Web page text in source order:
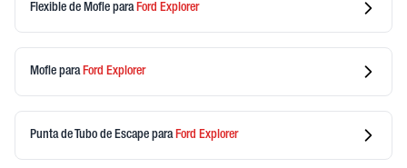
Flexible de Mofle para Ford Explorer
Mofle para Ford Explorer
Punta de Tubo de Escape para Ford Explorer